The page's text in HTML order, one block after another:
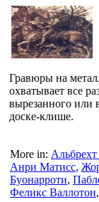
Гравюры на
охватывает все
вырезанного или
доске-клише.
More in:
Анри Матисс,
Буонарроти,
Феликс Валлотон,